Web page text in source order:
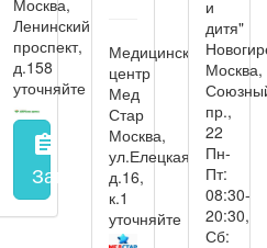
Москва,
Ленинский
проспект,
д.158
уточняйте
assignment
Запись на прием
Медицинский
центр
Мед
Стар
Москва,
ул.Елецкая,
д.16,
к.1
уточняйте
и
дитя"
Москва,
пр.,
22
Пн-
Пт:
08:30-
20:30,
Сб: